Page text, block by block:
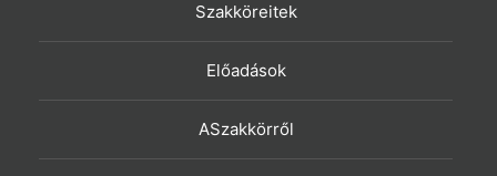
Szakköreitek
Előadások
ASzakkörről